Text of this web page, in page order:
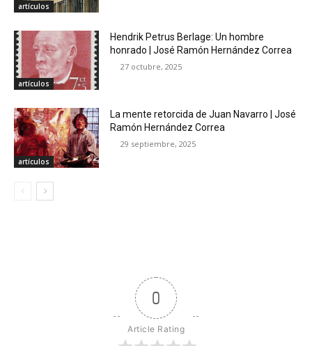
artículos
artículos
Hendrik Petrus Berlage: Un hombre
honrado | José Ramón Hernández Correa
27 octubre, 2025
artículos
La mente retorcida de Juan Navarro | José
Ramón Hernández Correa
29 septiembre, 2025
0
Article Rating